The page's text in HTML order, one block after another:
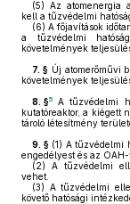
(5) Az atomenergia
kell a tűzvédelmi
(6) A főjavítások
a tűzvédelmi
követelmények
7. § Új atomerőművi
követelmények
8. §5
A tűzvédelmi
kutatóreaktor, a kiégett
tároló létesítmény
9. § (1) A tűzvédelmi
engedélyest és az
(2) A tűzvédelmi
vehet.
(3) A tűzvédelmi
követő hatósági